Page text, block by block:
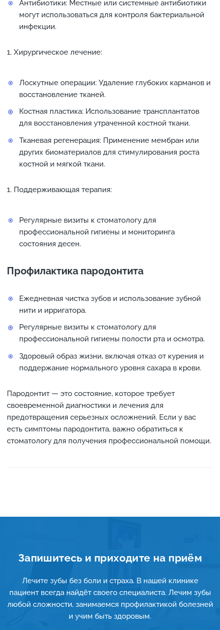
Антибиотики: Местные или системные антибиотики
могут использоваться для контроля бактериальной
инфекции.
Хирургическое лечение:
Лоскутные операции: Удаление глубоких карманов и
восстановление тканей.
Костная пластика: Использование трансплантатов
для восстановления утраченной костной ткани.
Тканевая регенерация: Применение мембран или
других биоматериалов для стимулирования роста
костной и мягкой ткани.
Поддерживающая терапия:
Регулярные визиты к стоматологу для
профессиональной гигиены и мониторинга
состояния десен.
Профилактика пародонтита
Ежедневная чистка зубов и использование зубной
нити и ирригатора.
Регулярные визиты к стоматологу для
профессиональной гигиены полости рта и осмотра.
Здоровый образ жизни, включая отказ от курения и
поддержание нормального уровня сахара в крови.
Пародонтит — это состояние, которое требует
своевременной диагностики и лечения для
предотвращения серьезных осложнений. Если у вас
есть симптомы пародонтита, важно обратиться к
стоматологу для получения профессиональной помощи.
Запишитесь и приходите на приём
Лечите зубы без боли и страха. В нашей клинике
пациент всегда найдёт своего специалиста. Лечим зубы
любой сложности, занимаемся профилактикой болезней
и учим быть здоровым.